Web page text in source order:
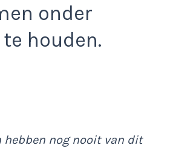
onder
houden.
hebben nog nooit van dit